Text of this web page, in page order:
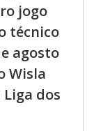
jogo
técnico
agosto
Wisla
Liga dos